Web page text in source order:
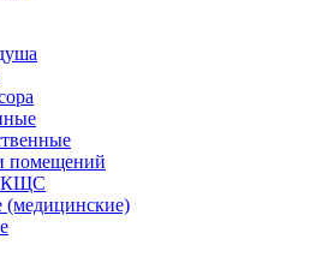
помещений
КЩС
(медицинские)